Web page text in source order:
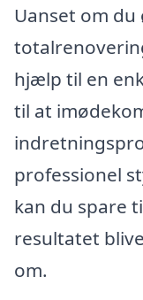
Uanset om
hjælp til en
til at
professionel
kan du spare
resultatet
om.